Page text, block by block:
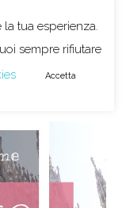
tua esperienza.
sempre rifiutare
Accetta